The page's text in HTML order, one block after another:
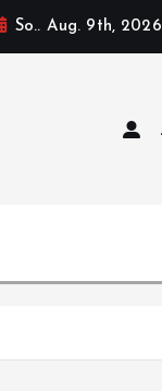
So.. Aug. 9th, 2026